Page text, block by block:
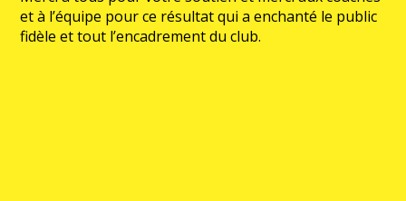
et à l’équipe pour ce résultat qui a enchanté le public
fidèle et tout l’encadrement du club.